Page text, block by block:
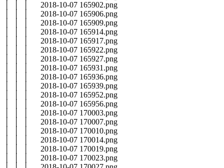
│ │ │ 2018-10-07 165902.png
│ │ │ 2018-10-07 165906.png
│ │ │ 2018-10-07 165909.png
│ │ │ 2018-10-07 165914.png
│ │ │ 2018-10-07 165917.png
│ │ │ 2018-10-07 165922.png
│ │ │ 2018-10-07 165927.png
│ │ │ 2018-10-07 165931.png
│ │ │ 2018-10-07 165936.png
│ │ │ 2018-10-07 165939.png
│ │ │ 2018-10-07 165952.png
│ │ │ 2018-10-07 165956.png
│ │ │ 2018-10-07 170003.png
│ │ │ 2018-10-07 170007.png
│ │ │ 2018-10-07 170010.png
│ │ │ 2018-10-07 170014.png
│ │ │ 2018-10-07 170019.png
│ │ │ 2018-10-07 170023.png